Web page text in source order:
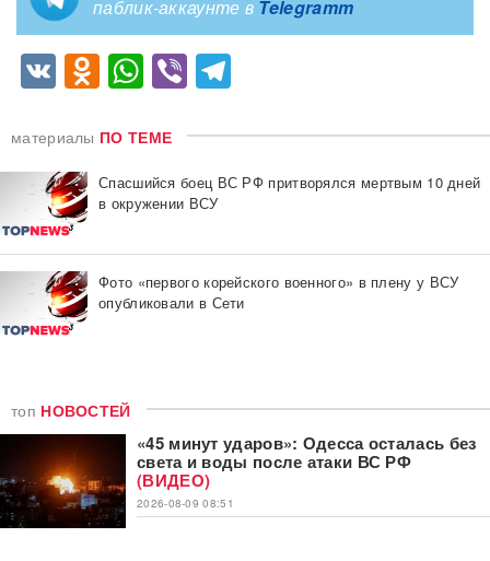
паблик-аккаунте в Telegramm
VKOdnoklassniki
WhatsApp
Viber
материалы ПО ТЕМЕ
Спасшийся боец ВС РФ притворялся мертвым 10 дней
в окружении ВСУ
Фото «первого корейского военного» в плену у ВСУ
опубликовали в Сети
топ НОВОСТЕЙ
«45 минут ударов»: Одесса осталась без
света и воды после атаки ВС РФ
(ВИДЕО)
2026-08-09 08:51